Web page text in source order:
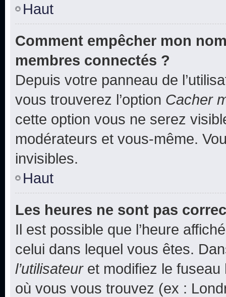
Haut
Comment empêcher mon
membres connectés ?
Depuis votre panneau de
vous trouverez l’option Cacher
cette option vous ne serez
modérateurs et vous-même.
invisibles.
Haut
Les heures ne sont pas
Il est possible que l’heure
celui dans lequel vous êtes.
l’utilisateuret modifiez le fuseau
où vous vous trouvez (ex :